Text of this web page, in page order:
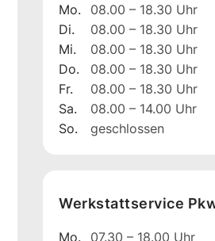
Mo.
08.00 – 18.30 Uhr
Di.
08.00 – 18.30 Uhr
Mi.
08.00 – 18.30 Uhr
Do.
08.00 – 18.30 Uhr
Fr.
08.00 – 18.30 Uhr
Sa.
08.00 – 14.00 Uhr
So.
geschlossen
Werkstattservice
Mo.
07.30 – 18.00 Uhr